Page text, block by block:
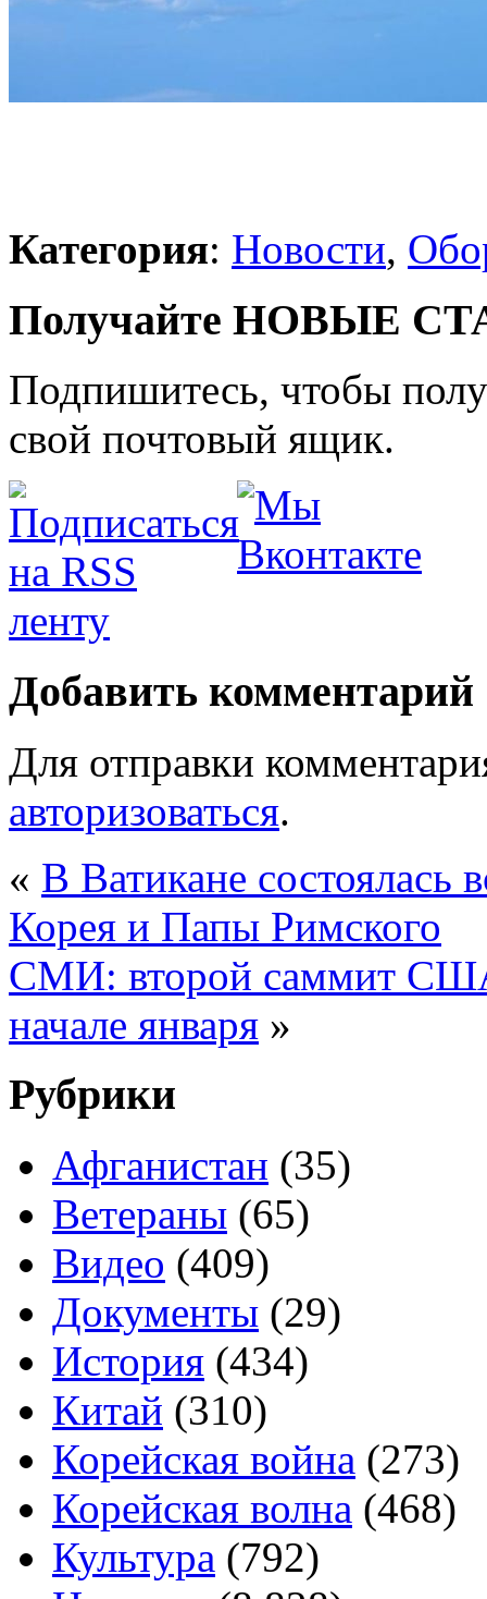
Категория: Новости,
Получайте НОВЫЕ
Подпишитесь, чтобы
свой почтовый ящик.
Добавить комментарий
Для отправки
авторизоваться.
« В Ватикане состоялась
Корея и Папы Римского
СМИ: второй саммит
начале января »
Рубрики
Афганистан (35)
Ветераны (65)
Видео (409)
Документы (29)
История (434)
Китай (310)
Корейская война (273)
Корейская волна (468)
Культура (792)